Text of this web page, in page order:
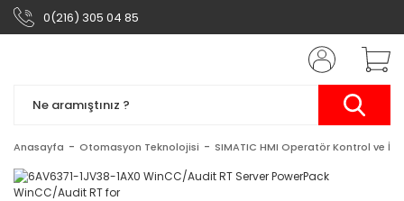
0(216) 305 04 85
Anasayfa Otomasyon Teknolojisi SIMATIC HMI Operatör Kontrol ve